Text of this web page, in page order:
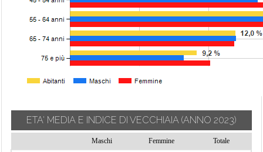
ETA' MEDIA E INDICE DI VECCHIAIA (ANNO 2023)
Maschi Femmine Totale